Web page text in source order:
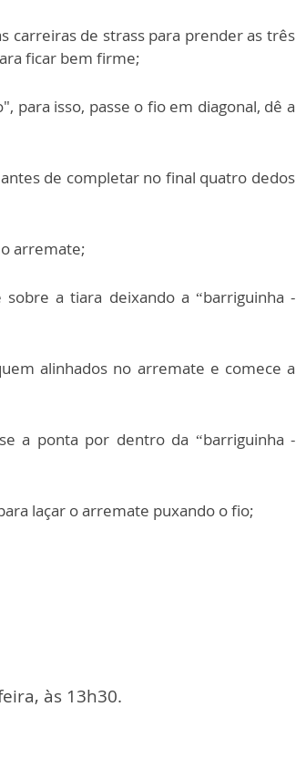
carreiras de strass para prender as três
ficar bem firme;
para isso, passe o fio em diagonal, dê a
de completar no final quatro dedos
arremate;
a tiara deixando a “barriguinha -
alinhados no arremate e comece a
a ponta por dentro da “barriguinha -
laçar o arremate puxando o fio;
às 13h30.